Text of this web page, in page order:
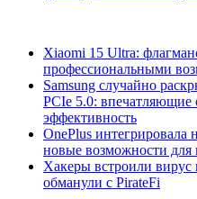
Xiaomi 15 Ultra:
профессиональными
Samsung случайно
PCIe 5.0: впечатляющие
эффективность
OnePlus интегрировала
новые возможности для
Хакеры встроили вирус
обманули с PirateFi